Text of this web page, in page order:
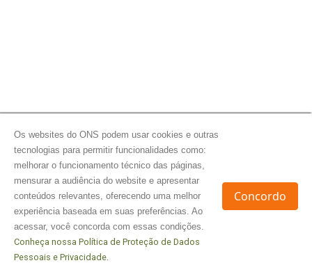
Os websites do ONS podem usar cookies e outras
tecnologias para permitir funcionalidades como:
melhorar o funcionamento técnico das páginas,
mensurar a audiência do website e apresentar
conteúdos relevantes, oferecendo uma melhor
experiência baseada em suas preferências. Ao
acessar, você concorda com essas condições.
Conheça nossa Política de Proteção de Dados
Pessoais e Privacidade.
Concordo